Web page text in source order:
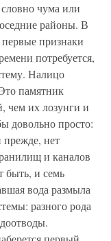
чума или
районы. В
признаки
потребуется,
Налицо
памятник
чем их лозунги и
довольно просто:
прежде, нет
и каналов
быть, и семь
вода размыла
разного рода